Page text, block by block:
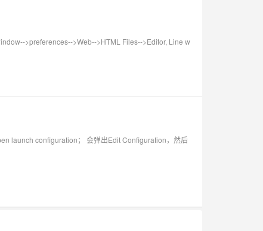
>preferences-->Web-->HTML Files-->Editor, Line w
launch configuration； 会弹出Edit Configuration，然后